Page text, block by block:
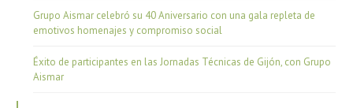
Grupo Aismar celebró su 40 Aniversario con una gala repleta de
emotivos homenajes y compromiso social
Éxito de participantes en las Jornadas Técnicas de Gijón, con Grupo
Aismar